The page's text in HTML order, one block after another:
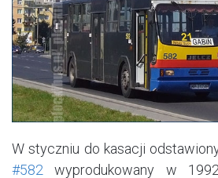
W styczniu do kasacji
#582 wyprodukowany w